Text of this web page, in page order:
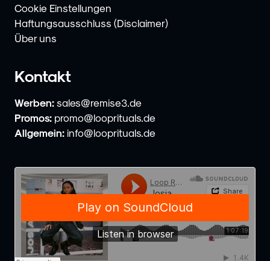
Cookie Einstellungen
Haftungsausschluss (Disclaimer)
Über uns
Kontakt
Werben: sales@remise3.de
Promos: promo@looprituals.de
Allgemein: info@looprituals.de